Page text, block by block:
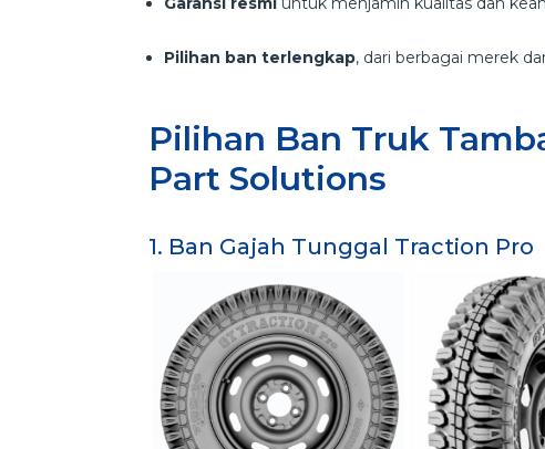
Pilihan ban terlengkap, dari berbagai merek
Pilihan Ban Truk
Part Solutions
1. Ban Gajah Tunggal Traction Pro